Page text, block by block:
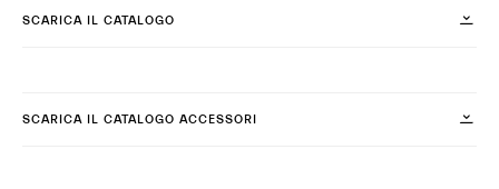
SCARICA IL CATALOGO
SCARICA IL CATALOGO ACCESSORI